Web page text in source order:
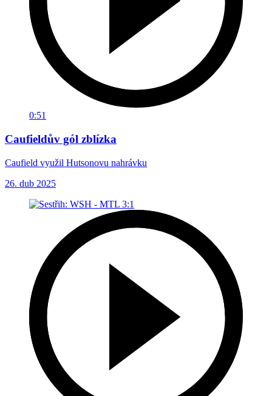
0:51
Caufieldův gól zblízka
Caufield využil Hutsonovu nahrávku
26. dub 2025